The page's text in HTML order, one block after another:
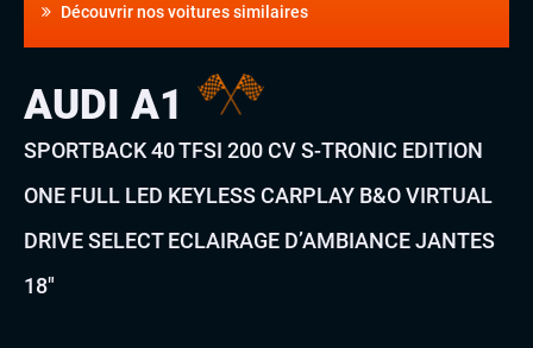
Découvrir nos voitures similaires
AUDI A1
SPORTBACK 40 TFSI 200 CV S-TRONIC EDITION
ONE FULL LED KEYLESS CARPLAY B&O VIRTUAL
DRIVE SELECT ECLAIRAGE D’AMBIANCE JANTES
18″